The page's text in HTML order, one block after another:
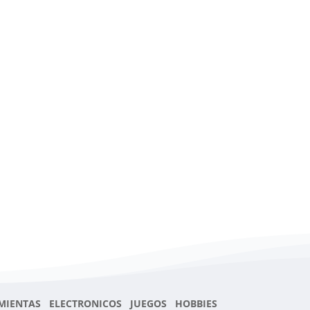
ELECTRONICOS JUEGOS HOBBIES